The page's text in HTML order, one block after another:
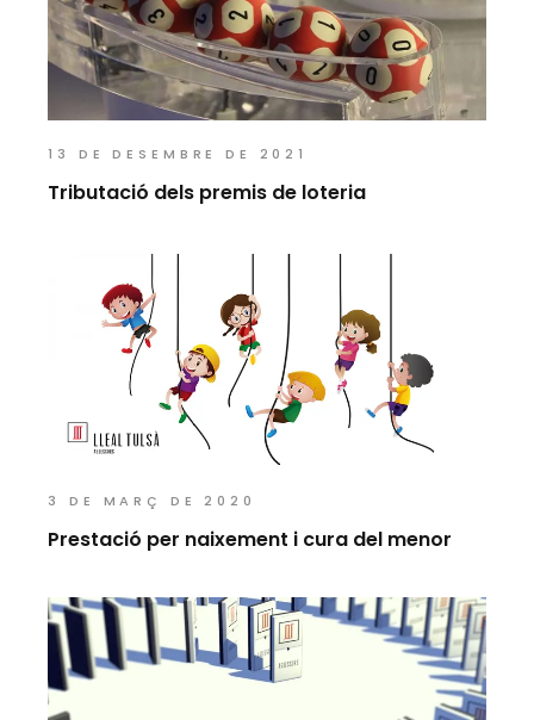
13 DE DESEMBRE DE 2021
Tributació dels premis de loteria
3 DE MARÇ DE 2020
Prestació per naixement i cura del menor